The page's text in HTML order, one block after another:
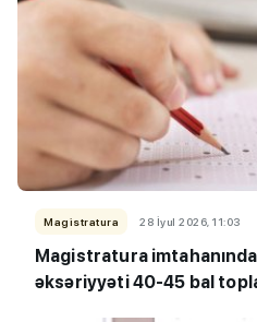
Magistratura 28 İyul 2026, 11:03
Magistratura
əksəriyyəti 40-45 bal